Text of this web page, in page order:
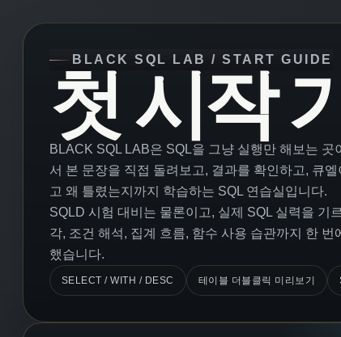
BLACK SQL LAB / START GUIDE
첫 시작
BLACK SQL LAB은 SQL을 그냥 실행만 해보는 곳
서 본 문장을 직접 돌려보고, 결과를 확인하고, 큐
고 왜 틀렸는지까지 학습하는 SQL 연습실입니다.
SQLD 시험 대비는 물론이고, 실제 SQL 실력을 기
각, 조건 해석, 집계 흐름, 함수 사용 습관까지 한 번
했습니다.
SELECT / WITH / DESC 테이블 더블클릭 미리보기